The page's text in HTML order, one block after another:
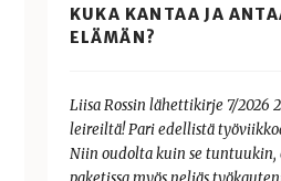
KUKA KANTAA JA
ELÄMÄN?
Liisa Rossin lähettikirje 7/2026
leireiltä! Pari edellistä
Niin oudolta kuin se tuntuukin,